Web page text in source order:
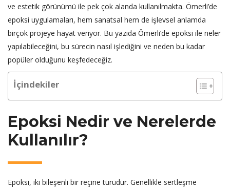
ve estetik görünümü ile pek çok alanda kullanılmakta. Ömerli’de
epoksi uygulamaları, hem sanatsal hem de işlevsel anlamda
birçok projeye hayat veriyor. Bu yazıda Ömerli’de epoksi ile neler
yapılabileceğini, bu sürecin nasıl işlediğini ve neden bu kadar
popüler olduğunu keşfedeceğiz.
İçindekiler
Epoksi Nedir ve Nerelerde
Kullanılır?
Epoksi, iki bileşenli bir reçine türüdür. Genellikle sertleşme